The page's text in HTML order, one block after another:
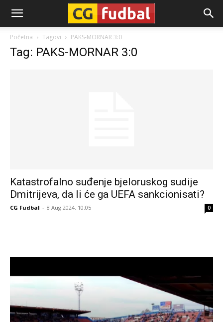
CG-
Fudbal
Početna Tagovi PAKS-MORNAR 3:0
Tag: PAKS-MORNAR 3:0
Katastrofalno suđenje bjeloruskog sudije
Dmitrijeva, da li će ga UEFA sankcionisati?
CG Fudbal - 8 Aug 2024. 10:05 0